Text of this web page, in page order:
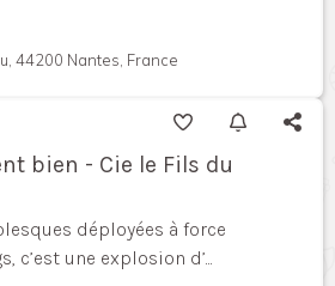
44200 Nantes, France
bien - Cie le Fils du
déployées à force
c’est une explosion d’...